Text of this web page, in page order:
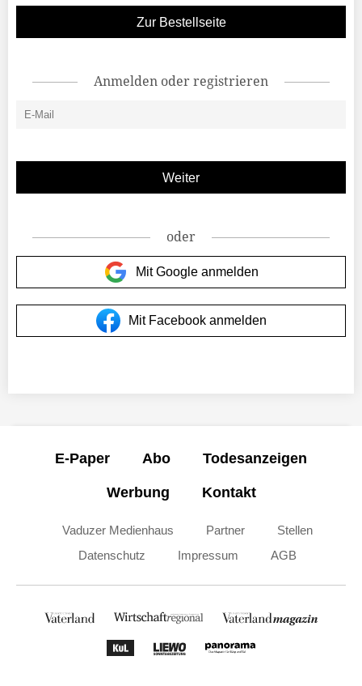
Zur Bestellseite
Anmelden oder registrieren
oder
Mit Google anmelden
Mit Facebook anmelden
E-Paper Abo Todesanzeigen
Werbung Kontakt
Vaduzer Medienhaus Partner
Stellen
Datenschutz
Impressum AGB